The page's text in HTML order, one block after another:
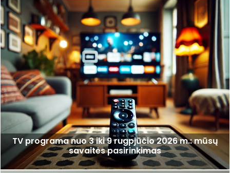
TV programa nuo 3 iki 9 rugpjūčio 2026 m.: mūsų
savaitės pasirinkimas